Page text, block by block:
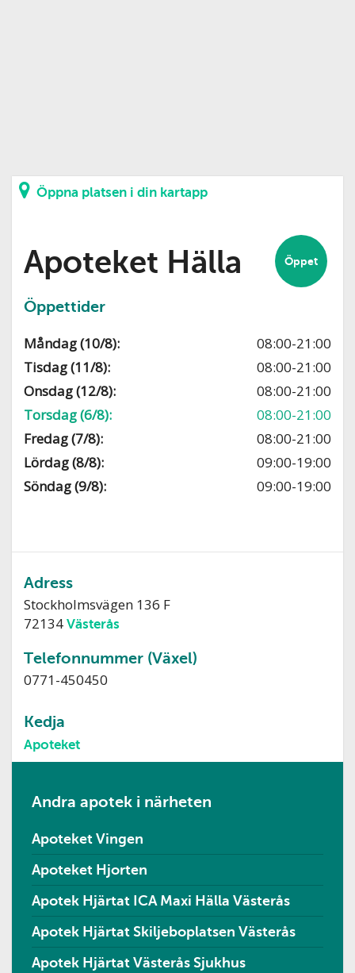
Öppna platsen i din kartapp
Öppet
Apoteket Hälla
Öppettider
Måndag (10/8):
08:00-21:00
Tisdag (11/8):
08:00-21:00
Onsdag (12/8):
08:00-21:00
Torsdag (6/8):
08:00-21:00
Fredag (7/8):
08:00-21:00
Lördag (8/8):
09:00-19:00
Söndag (9/8):
09:00-19:00
Adress
Stockholmsvägen 136 F
72134Västerås
Telefonnummer (Växel)
0771-450450
Kedja
Apoteket
Andra apotek i närheten
Apoteket Vingen
Apoteket Hjorten
Apotek Hjärtat ICA Maxi Hälla Västerås
Apotek Hjärtat Skiljeboplatsen Västerås
Apotek Hjärtat Västerås Sjukhus